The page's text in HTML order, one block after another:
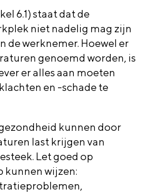
6.1) staat dat de
niet nadelig mag zijn
de werknemer. Hoewel er
genoemd worden, is
er alles aan moeten
en -schade te
kunnen door
last krijgen van
Let goed op
kunnen wijzen: